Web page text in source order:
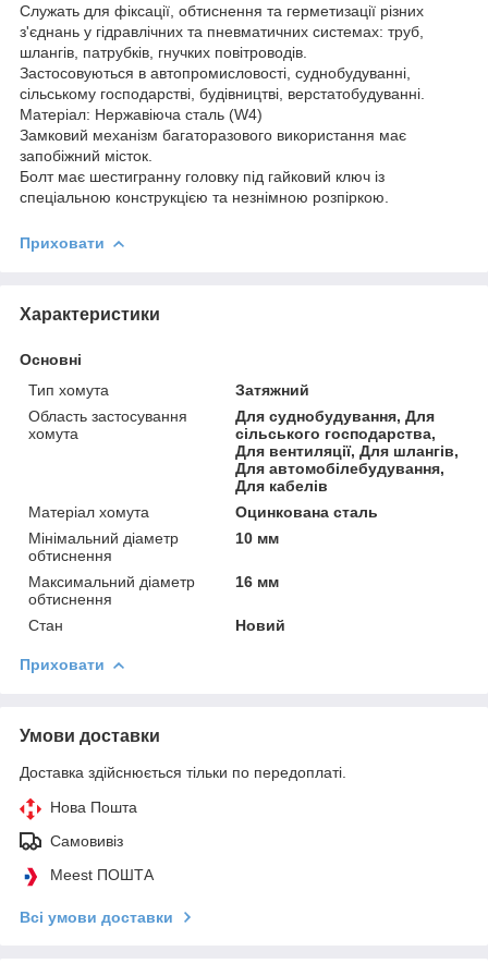
Служать для фіксації, обтиснення та герметизації різних
з'єднань у гідравлічних та пневматичних системах: труб,
шлангів, патрубків, гнучких повітроводів.
Застосовуються в автопромисловості, суднобудуванні,
сільському господарстві, будівництві, верстатобудуванні.
Матеріал: Нержавіюча сталь (W4)
Замковий механізм багаторазового використання має
запобіжний місток.
Болт має шестигранну головку під гайковий ключ із
спеціальною конструкцією та незнімною розпіркою.
Приховати
Характеристики
Основні
Тип хомута
Затяжний
Область застосування
хомута
Для суднобудування, Для
сільського господарства,
Для вентиляції, Для шлангів,
Для автомобілебудування,
Для кабелів
Матеріал хомута
Оцинкована сталь
Мінімальний діаметр
обтиснення
10 мм
Максимальний діаметр
обтиснення
16 мм
Стан Новий
Приховати
Умови доставки
Доставка здійснюється тільки по передоплаті.
Нова Пошта
Самовивіз
Meest ПОШТА
Всі умови доставки